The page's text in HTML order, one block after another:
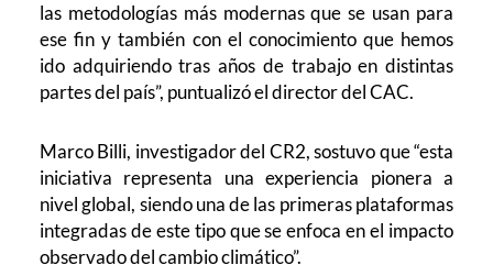
las metodologías más modernas que se usan para
ese fin y también con el conocimiento que hemos
ido adquiriendo tras años de trabajo en distintas
partes del país”, puntualizó el director del CAC.
Marco Billi, investigador del CR2, sostuvo que “esta
iniciativa representa una experiencia pionera a
nivel global, siendo una de las primeras plataformas
integradas de este tipo que se enfoca en el impacto
observado del cambio climático”.